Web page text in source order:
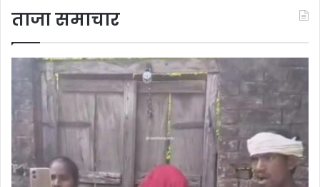
ताजा समाचार